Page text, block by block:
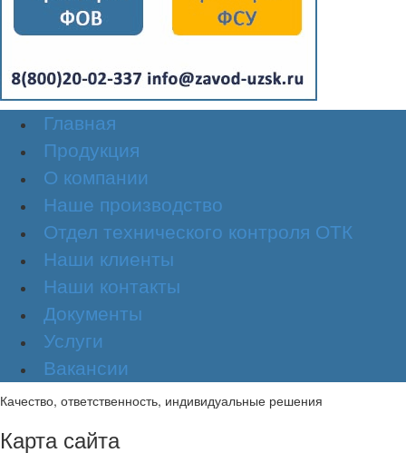
Главная
Продукция
О компании
Наше производство
Отдел технического контроля ОТК
Наши клиенты
Наши контакты
Документы
Услуги
Вакансии
Качество, ответственность, индивидуальные решения
Карта сайта